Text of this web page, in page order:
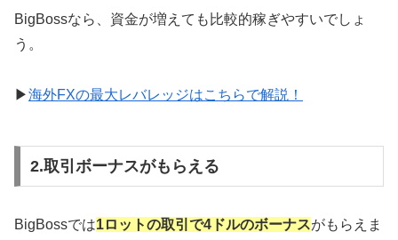
BigBossなら、資金が増えても比較的稼ぎやすいでしょ
う。
▶海外FXの最大レバレッジはこちらで解説！
2.取引ボーナスがもらえる
BigBossでは1ロットの取引で4ドルのボーナスがもらえま